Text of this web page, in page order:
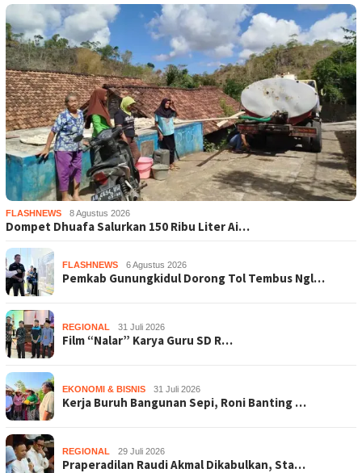
FLASHNEWS 8 Agustus 2026
Dompet Dhuafa Salurkan 150 Ribu Liter Ai…
FLASHNEWS 6 Agustus 2026
Pemkab Gunungkidul Dorong Tol Tembus Ngl…
REGIONAL 31 Juli 2026
Film “Nalar” Karya Guru SD R…
EKONOMI & BISNIS 31 Juli 2026
Kerja Buruh Bangunan Sepi, Roni Banting …
REGIONAL 29 Juli 2026
Praperadilan Raudi Akmal Dikabulkan, Sta…